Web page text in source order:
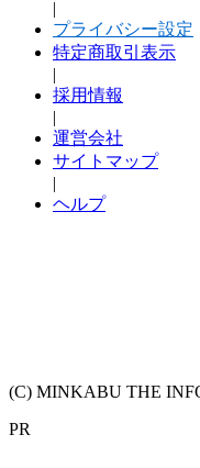
|
プライバシー設定
特定商取引表示
|
採用情報
|
運営会社
サイトマップ
|
ヘルプ
(C) MINKABU THE
PR